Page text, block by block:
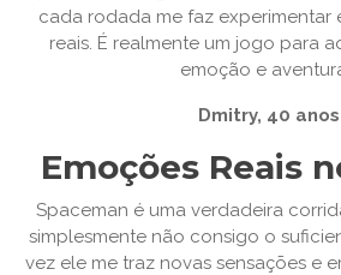
cada rodada me faz experimentar
reais. É realmente um jogo para
emoção e
Dmitry, 40 anos
Emoções Reais
Spaceman é uma verdadeira
simplesmente não consigo o
vez ele me traz novas sensações e